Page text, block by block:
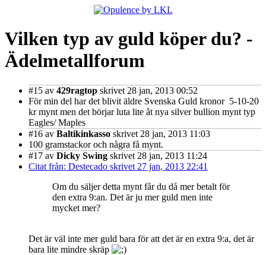
Vilken typ av guld köper du? -
Ädelmetallforum
#15 av 429ragtop skrivet 28 jan, 2013 00:52
För min del har det blivit äldre Svenska Guld kronor 5-10-20
kr mynt men det börjar luta lite åt nya silver bullion mynt typ
Eagles/ Maples
#16 av Baltikinkasso skrivet 28 jan, 2013 11:03
100 gramstackor och några få mynt.
#17 av Dicky Swing skrivet 28 jan, 2013 11:24
Citat från: Destecado skrivet 27 jan, 2013 22:41
Om du säljer detta mynt får du då mer betalt för
den extra 9:an. Det är ju mer guld men inte
mycket mer?
Det är väl inte mer guld bara för att det är en extra 9:a, det är
bara lite mindre skräp